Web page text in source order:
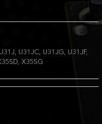
U31JC, U31JG, U31JF,
X35SG